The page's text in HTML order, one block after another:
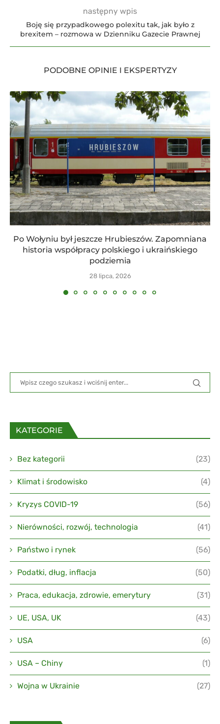
następny wpis
Boję się przypadkowego polexitu tak, jak było z
brexitem – rozmowa w Dzienniku Gazecie Prawnej
PODOBNE OPINIE I EKSPERTYZY
Po Wołyniu był jeszcze Hrubieszów. Zapomniana
historia współpracy polskiego i ukraińskiego
podziemia
28 lipca, 2026
KATEGORIE
Bez kategorii (23)
Klimat i środowisko (4)
Kryzys COVID-19 (56)
Nierówności, rozwój, technologia (41)
Państwo i rynek (56)
Podatki, dług, inflacja (50)
Praca, edukacja, zdrowie, emerytury (31)
UE, USA, UK (43)
USA (6)
USA – Chiny (1)
Wojna w Ukrainie (27)